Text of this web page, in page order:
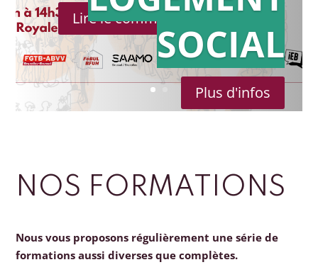
Lire le communiqué de presse
SOCIAL
Plus d'infos
NOS FORMATIONS
Nous vous proposons régulièrement une série de
formations aussi diverses que complètes.